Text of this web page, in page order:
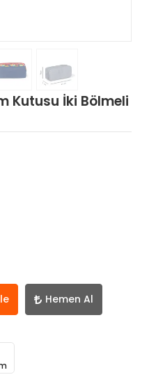
Kutusu İki Bölmeli
Hemen Al